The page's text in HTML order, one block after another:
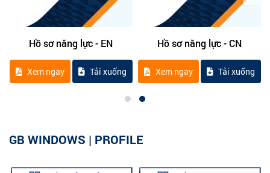
Hồ sơ năng lực - EN
Xem ngay Tải xuống
Hồ sơ năng lực - CN
Xem ngay Tải xuống
GB WINDOWS | PROFILE